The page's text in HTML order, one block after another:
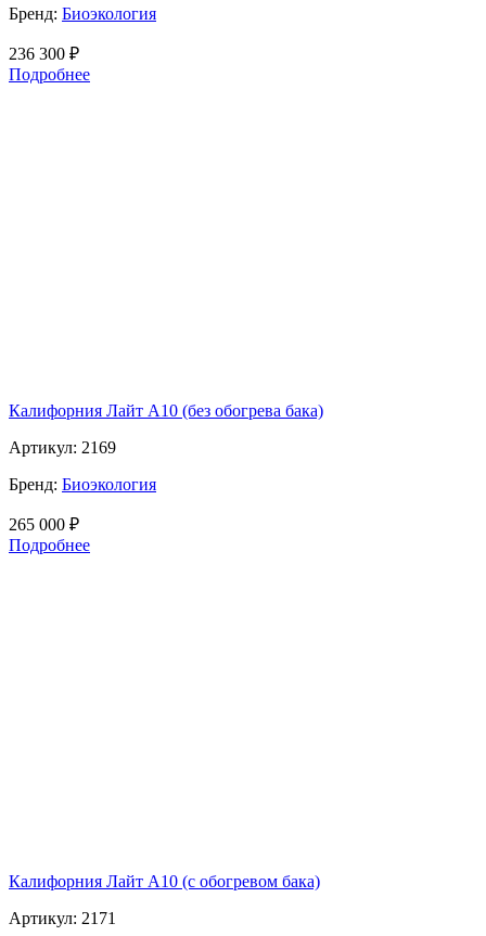
Бренд: Биоэкология
236 300 ₽
Подробнее
Калифорния Лайт А10 (без обогрева бака)
Артикул: 2169
Бренд: Биоэкология
265 000 ₽
Подробнее
Калифорния Лайт А10 (с обогревом бака)
Артикул: 2171